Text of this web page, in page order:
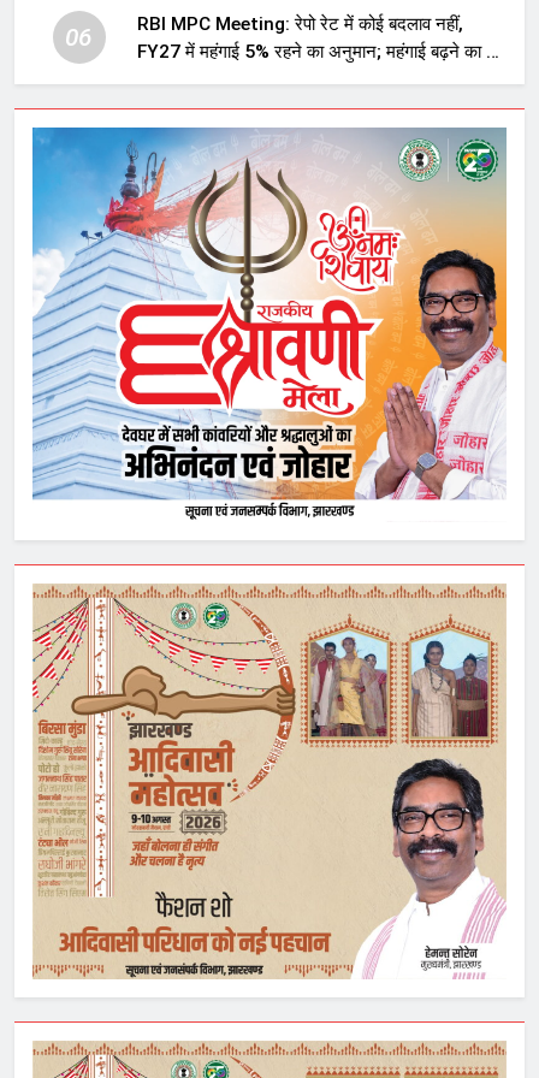
06
RBI MPC Meeting: रेपो रेट में कोई बदलाव नहीं,
FY27 में महंगाई 5% रहने का अनुमान; महंगाई बढ़ने का भी
अलर्ट